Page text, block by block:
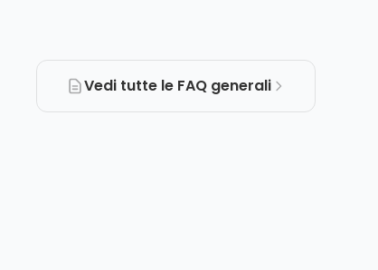
Vedi tutte le FAQ generali